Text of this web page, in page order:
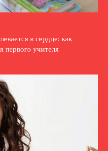
в сердце: как
первого учителя